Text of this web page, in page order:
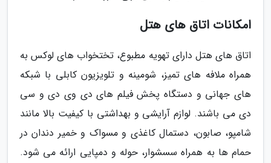
امکانات اتاق های هتل
اتاق های هتل دارای تهویه مطبوع، تختخواب های لوکس به
همراه ملافه های تمیز، شومینه و تلویزیون کابلی با شبکه
های جهانی و دستگاه پخش فیلم های دی وی دی و سی
دی می باشند. لوازم آرایشی و بهداشتی با کیفیت بالا مانند
شامپو، صابون، دستمال کاغذی و مسواک و خمیر دندان در
حمام ها به همراه سسشوار، حوله و دمپایی ارائه می شود.